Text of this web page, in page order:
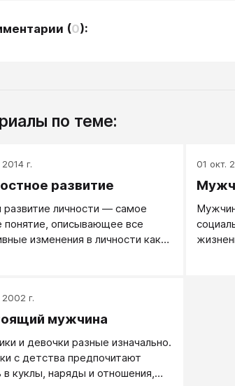
(0):
по теме:
г.
развитие
развитие личности — самое
описывающее все
изменения в личности как
01 окт.
2002 г.
мужчина
и девочки разные изначально.
с детства предпочитают
в куклы, наряды и отношения,